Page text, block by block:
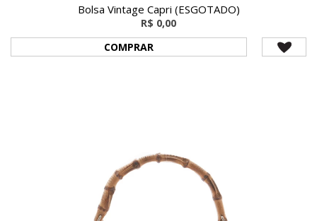
Bolsa Vintage Capri (ESGOTADO)
R$ 0,00
COMPRAR